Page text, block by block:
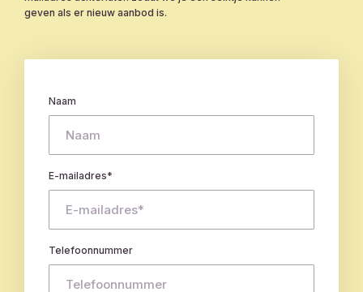
geven als er nieuw aanbod is.
Naam
E-mailadres*
Telefoonnummer